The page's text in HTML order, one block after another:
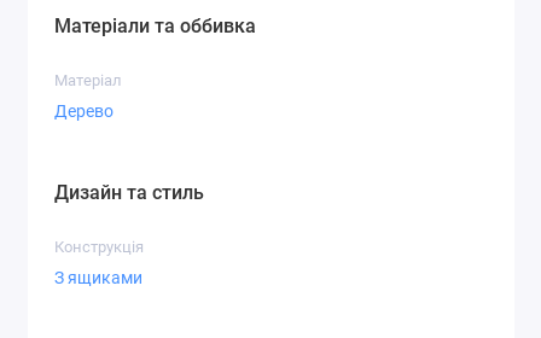
Матеріали та оббивка
Матеріал
Дерево
Дизайн та стиль
Конструкція
З ящиками